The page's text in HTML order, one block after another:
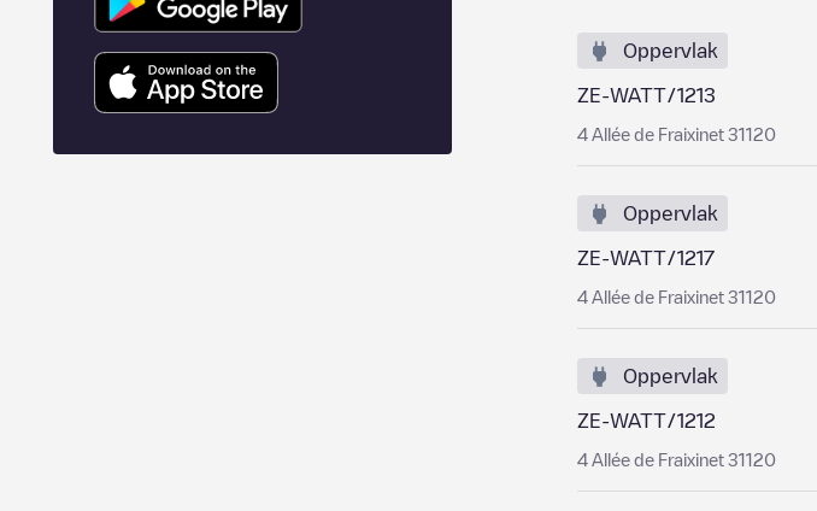
Oppervlak
ZE-WATT/1213
4 Allée de Fraixinet 31120
Oppervlak
ZE-WATT/1217
4 Allée de Fraixinet 31120
Oppervlak
ZE-WATT/1212
4 Allée de Fraixinet 31120